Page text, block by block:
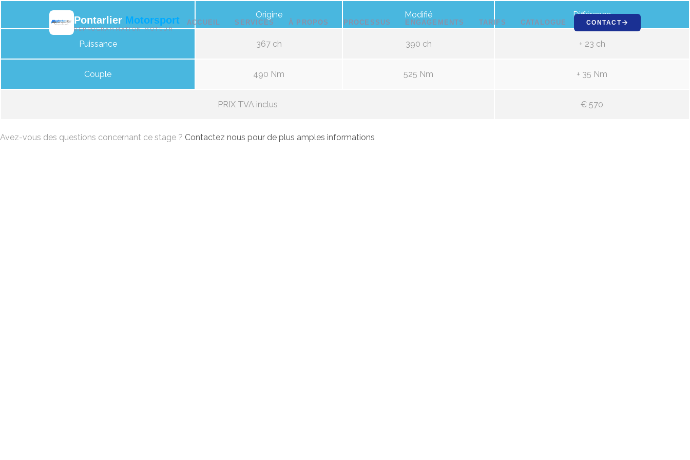
Pontarlier Motorsport
REPROGRAMMATION MOTEUR
ACCUEIL SERVICES À PROPOS PROCESSUS ENGAGEMENTS TARIFS CATALOGUE CONTACT
Origine Modifié Différence
Puissance 367 ch 390 ch + 23 ch
Couple 490 Nm 525 Nm + 35 Nm
PRIX TVA inclus € 570
Avez-vous des questions concernant ce stage ? Contactez nous pour de plus amples informations